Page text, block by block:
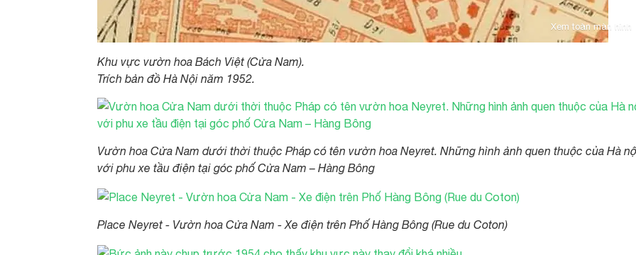
Xem toàn màn hình
Khu vực vườn hoa Bách Việt (Cửa Nam).
Trích bản đồ Hà Nội năm 1952.
Vườn hoa Cửa Nam dưới thời thuộc Pháp có tên vườn hoa Neyret. Những hình ảnh quen thuộc của Hà
với phu xe tầu điện tại góc phố Cửa Nam – Hàng Bông
Place Neyret - Vườn hoa Cửa Nam - Xe điện trên Phố Hàng Bông (Rue du Coton)